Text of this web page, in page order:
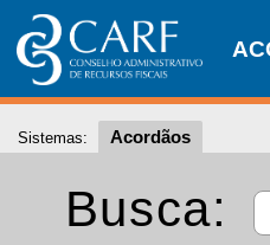
Sistemas: Acordãos
Busca: